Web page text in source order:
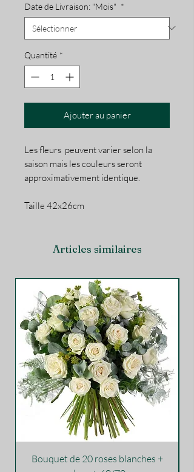
Date de Livraison: "Mois" *
Quantité *
Ajouter au panier
Les fleurs peuvent varier selon la
saison mais les couleurs seront
approximativement identique.
Taille 42x26cm
Articles similaires
Bouquet de 20 roses blanches +